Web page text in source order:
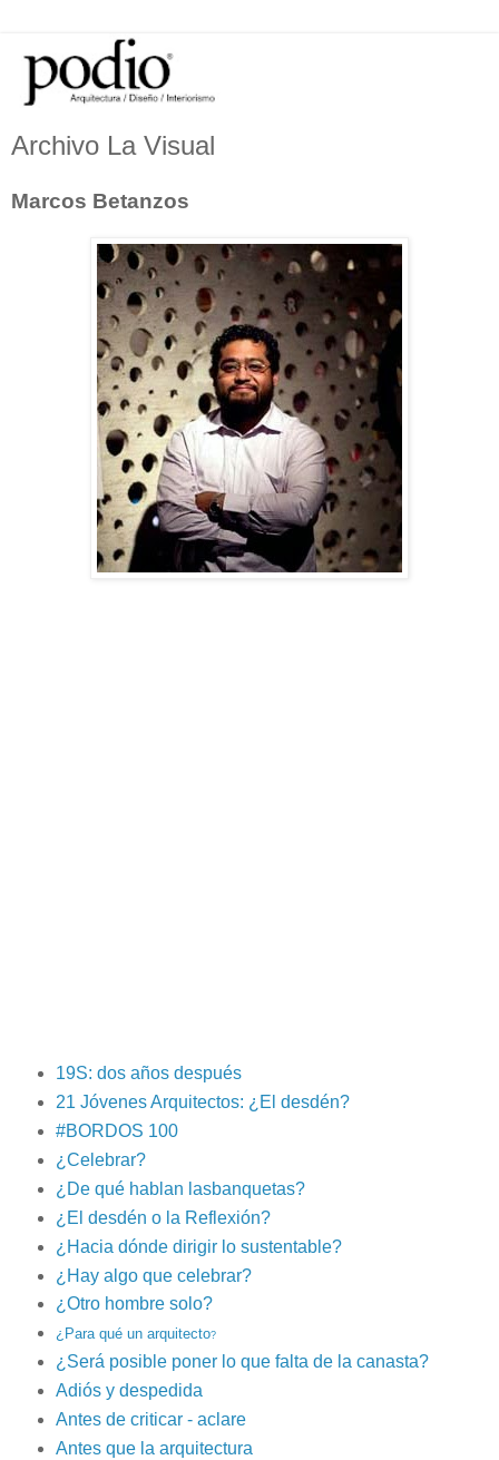
Archivo La Visual
Marcos Betanzos
19S: dos años después
21 Jóvenes Arquitectos: ¿El desdén?
#BORDOS 100
¿Celebrar?
¿De qué hablan lasbanquetas?
¿El desdén o la Reflexión?
¿Hacia dónde dirigir lo sustentable?
¿Hay algo que celebrar?
¿Otro hombre solo?
¿Para qué un arquitecto?
¿Será posible poner lo que falta de la canasta?
Adiós y despedida
Antes de criticar - aclare
Antes que la arquitectura